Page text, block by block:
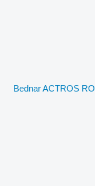
مسلفة القش Bednar ACTROS RO